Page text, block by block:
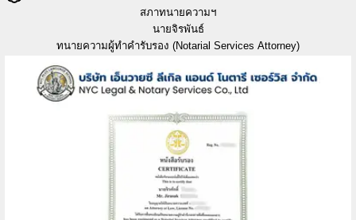
สภาทนายความฯ
นายจิรพันธ์
ทนายความผู้ทำคำรับรอง (Notarial Services Attorney)